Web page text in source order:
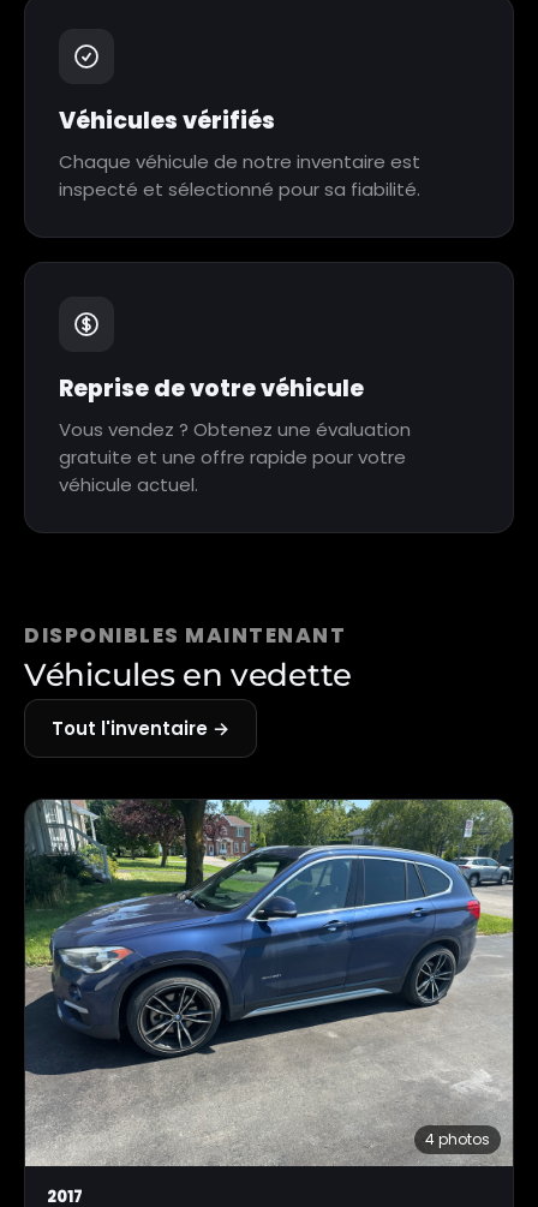
Véhicules vérifiés
Chaque véhicule de notre inventaire est
inspecté et sélectionné pour sa fiabilité.
Reprise de votre véhicule
Vous vendez ? Obtenez une évaluation
gratuite et une offre rapide pour votre
véhicule actuel.
DISPONIBLES MAINTENANT
Véhicules en vedette
Tout l'inventaire →
4 photos
2017